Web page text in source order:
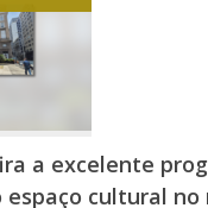
a excelente
cultural no